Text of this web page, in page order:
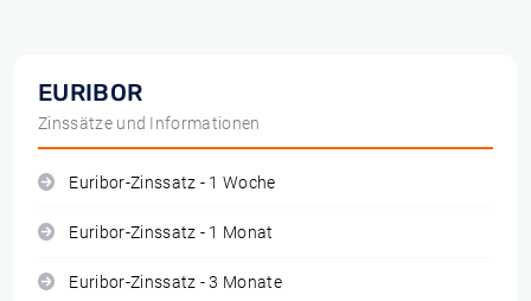
EURIBOR
Zinssätze und Informationen
Euribor-Zinssatz - 1 Woche
Euribor-Zinssatz - 1 Monat
Euribor-Zinssatz - 3 Monate